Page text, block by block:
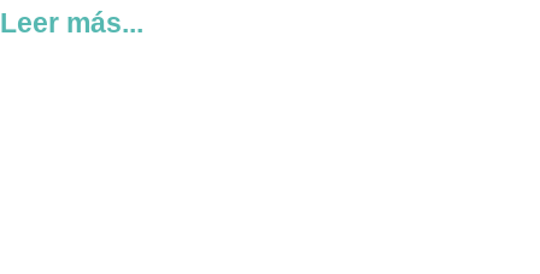
Leer más...